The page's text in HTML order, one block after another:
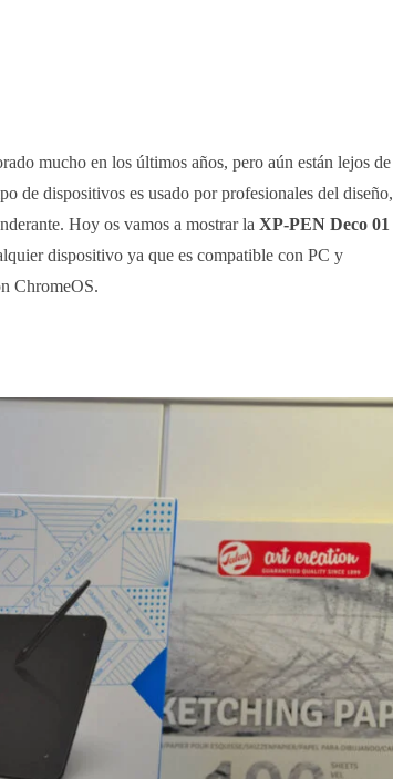
mucho en los últimos años, pero aún están lejos de
de dispositivos es usado por profesionales del diseño,
Hoy os vamos a mostrar la XP-PEN Deco 01
dispositivo ya que es compatible con PC y
ChromeOS.